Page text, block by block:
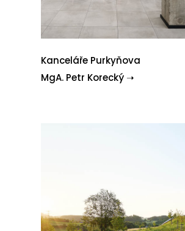
Kanceláře Purkyňova
MgA. Petr Korecký ➝